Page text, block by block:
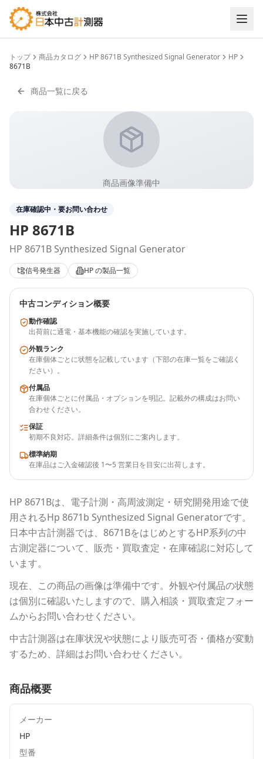
トップ 商品カタログ HP 8671B Synthesized Signal Generator
HP
8671B
商品一覧に戻る
商品画像準備中
在庫確認中・要お問い合わせ
HP 8671B
HP 8671B Synthesized Signal Generator
信号発生器 HPの製品一覧
中古コンディション概要
動作確認
出荷前に通電・基本機能の確認を実施しています。
外観ランク
在庫個体ごとに状態を記載しています（下部の在庫一覧をご確認く
ださい）。
付属品
在庫個体ごとに付属品・オプションを明記。記載外の構成はお問い
合わせください。
保証
初期不良対応。詳細条件は個別にご案内します。
標準納期
在庫品はご入金確認後 1〜5 営業日を目安に出荷します。
HP 8671Bは、電子計測・高周波測定・研究開発用途で使
用されるHp 8671b Synthesized Signal Generatorです。
日本中古計測器では、 8671BをはじめとするHP系列の中
古測定器について、販売・買取査定・在庫確認に対応して
います。
現在、この商品の画像は準備中です。外観や付属品の状態
は個別に確認いたしますので、購入相談・買取査定フォー
ムからお問い合わせください。
中古計測器は在庫状況や状態により販売可否・価格が変動
するため、詳細はお問い合わせください。
商品概要
メーカー
HP
型番